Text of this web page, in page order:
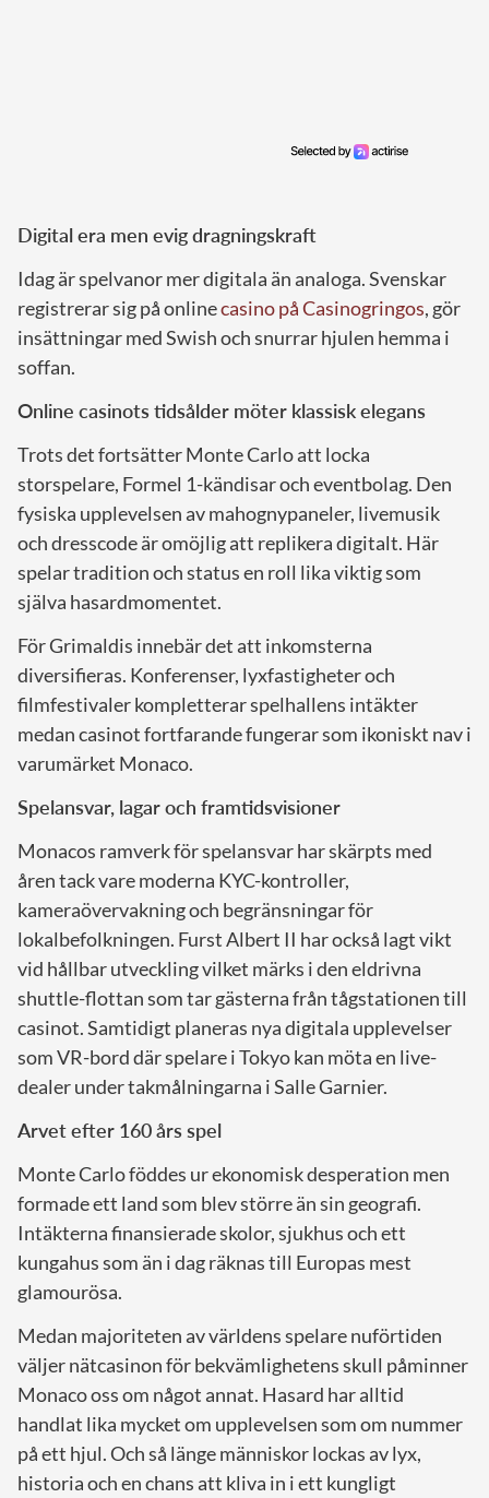
Digital era men evig dragningskraft
Idag är spelvanor mer digitala än analoga. Svenskar
registrerar sig på onlinecasino på Casinogringos, gör
insättningar med Swish och snurrar hjulen hemma i
soffan.
Online casinots tidsålder möter klassisk elegans
Trots det fortsätter Monte Carlo att locka
storspelare, Formel 1-kändisar och eventbolag. Den
fysiska upplevelsen av mahognypaneler, livemusik
och dresscode är omöjlig att replikera digitalt. Här
spelar tradition och status en roll lika viktig som
själva hasardmomentet.
För Grimaldis innebär det att inkomsterna
diversifieras. Konferenser, lyxfastigheter och
filmfestivaler kompletterar spelhallens intäkter
medan casinot fortfarande fungerar som ikoniskt nav i
varumärket Monaco.
Spelansvar, lagar och framtidsvisioner
Monacos ramverk för spelansvar har skärpts med
åren tack vare moderna KYC-kontroller,
kameraövervakning och begränsningar för
lokalbefolkningen. Furst Albert II har också lagt vikt
vid hållbar utveckling vilket märks i den eldrivna
shuttle-flottan som tar gästerna från tågstationen till
casinot. Samtidigt planeras nya digitala upplevelser
som VR-bord där spelare i Tokyo kan möta en live-
dealer under takmålningarna i Salle Garnier.
Arvet efter 160 års spel
Monte Carlo föddes ur ekonomisk desperation men
formade ett land som blev större än sin geografi.
Intäkterna finansierade skolor, sjukhus och ett
kungahus som än i dag räknas till Europas mest
glamourösa.
Medan majoriteten av världens spelare nuförtiden
väljer nätcasinon för bekvämlighetens skull påminner
Monaco oss om något annat. Hasard har alltid
handlat lika mycket om upplevelsen som om nummer
på ett hjul. Och så länge människor lockas av lyx,
historia och en chans att kliva in i ett kungligt